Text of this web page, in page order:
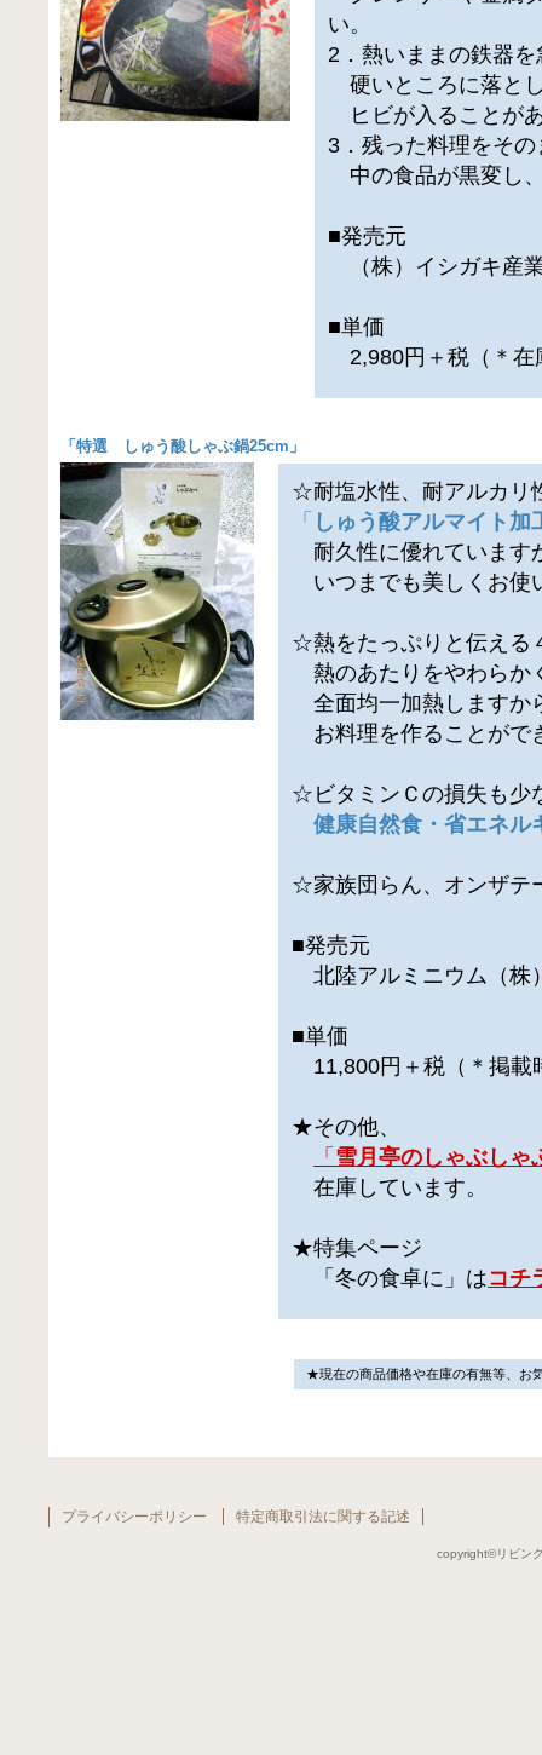
い。
2．熱いままの鉄器
硬いところに落と
ヒビが入ることが
3．残った料理をそ
中の食品が黒変し
■発売元
（株）イシガキ産
■単価
2,980円＋税（＊在
「 特選 しゅう酸しゃぶ鍋25cm 」
☆耐塩水性、耐アルカリ
「 しゅう酸アルマイト加
耐久性に優れています
いつまでも美しくお使
☆熱をたっぷりと伝える
熱のあたりをやわらか
全面均一加熱しますか
お料理を作ることがで
☆ビタミンＣの損失も少
健康自然食・省エネル
☆家族団らん、オンザテ
■発売元
北陸アルミニウム（株
■単価
11,800円＋税（＊掲載
★その他、
「 雪月亭のしゃぶしゃ
在庫しています。
★特集ページ
「冬の食卓に」はコチ
★現在の商品価格や在庫の有無等、お
copyright©リビン
プライバシーポリシー 特定商取引法に関する記述